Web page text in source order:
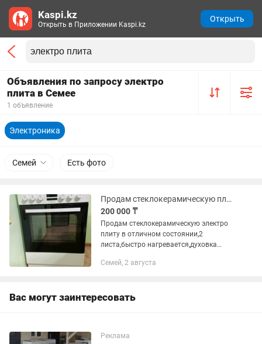
Объявления по запросу электро
плита в Семее
1 объявление
Электроника
Семей Есть фото
Продам стеклокерамическую плиту
200 000 ₸
Продам стеклокерамическую электро
плиту в отличном состоянии,2
листа,быстро нагревается,духовка
года,почти новая. Ширина 60,глубина
Семей, 2 августа
Вас могут заинтересовать
Реклама
Kaspi.kz
Открыть в Приложении Kaspi.kz
Открыть